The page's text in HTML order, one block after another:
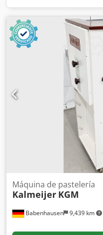
Babenhausen 9,439 km
Máquina de pastelería
Kalmeijer KGM